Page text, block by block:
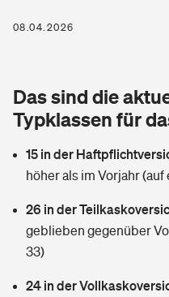
Zur Übersicht
Tools
Wer versichert was: Jetzt
Sie haben Fragen?
Glasversicherung
Mietkautionsversicherung
Restkreditversicherung
Kinderunfall­ver­si­che­rung
Kinderinvalidität
Reiseversicherung
Hundehalter-Haftpflicht
Private Krankenversicherung
Dread-Disease-Versicherung
Tierkrankenversicherung
Tools
08.04.2026
Das sind die
Typklassen für
15 in der
höher als im Vorjahr (auf
26 in der
geblieben gegenüber
33)
24 in der